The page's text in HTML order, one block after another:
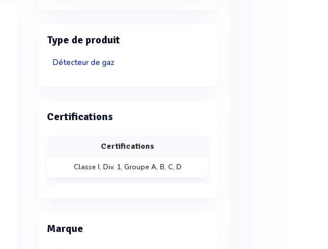
Type de produit
Détecteur de gaz
Certifications
Certifications
Classe I, Div. 1, Groupe A, B, C, D
Marque